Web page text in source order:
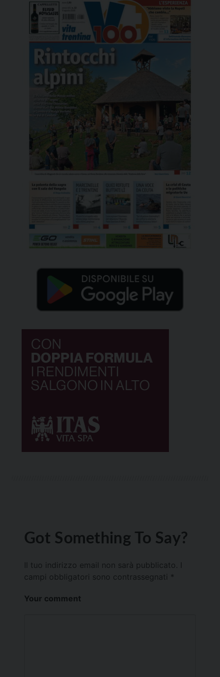
Got Something To Say?
Il tuo indirizzo email non sarà pubblicato.
campi obbligatori sono contrassegnati *
Your comment